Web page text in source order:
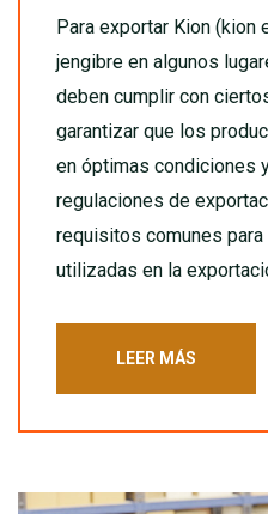
Para exportar Kion (kion
jengibre en algunos
deben cumplir con
garantizar que los
en óptimas condiciones
regulaciones de
requisitos comunes
utilizadas en la
LEER MÁS